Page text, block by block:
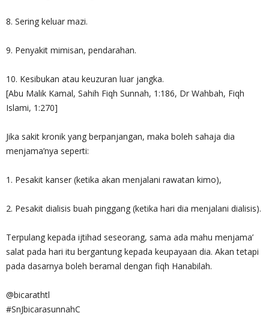
8. Sering keluar mazi.
9. Penyakit mimisan, pendarahan.
10. Kesibukan atau keuzuran luar jangka.
[Abu Malik Kamal, Sahih Fiqh Sunnah, 1:186, Dr Wahbah, Fiqh
Islami, 1:270]
Jika sakit kronik yang berpanjangan, maka boleh sahaja dia
menjama’nya seperti:
1. Pesakit kanser (ketika akan menjalani rawatan kimo),
2. Pesakit dialisis buah pinggang (ketika hari dia menjalani dialisis).
Terpulang kepada ijtihad seseorang, sama ada mahu menjama’
salat pada hari itu bergantung kepada keupayaan dia. Akan tetapi
pada dasarnya boleh beramal dengan fiqh Hanabilah.
@bicarathtl
#SnJbicarasunnahC